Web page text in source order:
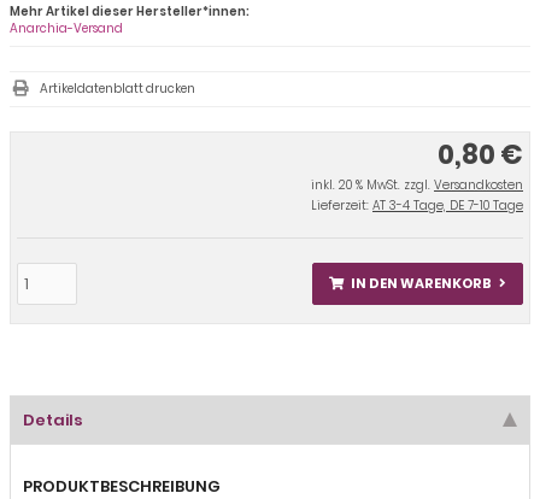
0,80 €
inkl. 20 % MwSt. zzgl. Versandkosten
Lieferzeit: AT 3-4 Tage, DE 7-10 Tage
IN DEN WARENKORB
Mehr Artikel dieser Hersteller*innen:
Anarchia-Versand
Artikeldatenblatt drucken
Details
PRODUKTBESCHREIBUNG